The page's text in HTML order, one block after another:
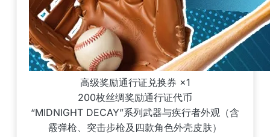
高级奖励通行证兑换券 ×1
200枚丝绸奖励通行证代币
“MIDNIGHT DECAY”系列武器与疾行者外观（含
霰弹枪、突击步枪及四款角色外壳皮肤）